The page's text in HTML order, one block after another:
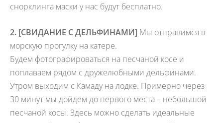
снорклинга маски у нас будут бесплатно.
2. [СВИДАНИЕ С ДЕЛЬФИНАМИ] Мы отправимся в
морскую прогулку на катере.
Будем фотографироваться на песчаной косе и
поплаваем рядом с дружелюбными дельфинами.
Утром выходим с Камаду на лодке. Примерно через
30 минут мы дойдем до первого места – небольшой
песчаной косы. Здесь можно сделать идеальные